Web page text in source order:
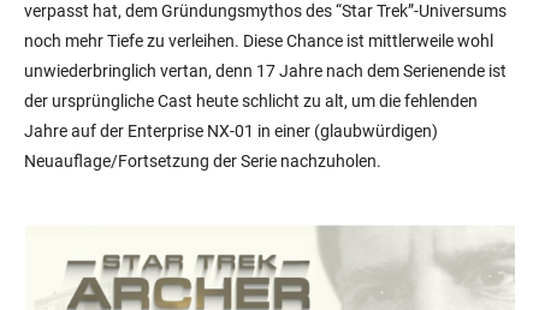
verpasst hat, dem Gründungsmythos des “Star Trek”-Universums
noch mehr Tiefe zu verleihen. Diese Chance ist mittlerweile wohl
unwiederbringlich vertan, denn 17 Jahre nach dem Serienende ist
der ursprüngliche Cast heute schlicht zu alt, um die fehlenden
Jahre auf der Enterprise NX-01 in einer (glaubwürdigen)
Neuauflage/Fortsetzung der Serie nachzuholen.